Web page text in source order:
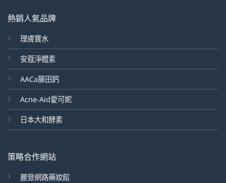
熱銷人氣品牌
理膚寶水
安蔻淨體素
AACa藤田鈣
Acne-Aid愛可妮
日本大和酵素
策略合作網站
麗登網路藥妝館